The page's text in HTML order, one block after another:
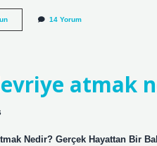
Psikolog
14 Yorum
atmak
Nedir? Gerçek Hayattan Bir